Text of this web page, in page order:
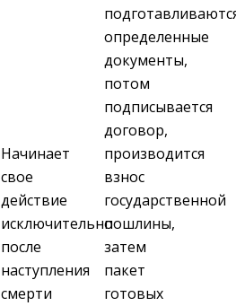
Начинает
свое
действие
исключительно
после
наступления
смерти
определенные
документы,
потом
подписывается
договор,
производится
взнос
государственной
пошлины,
затем
пакет
готовых